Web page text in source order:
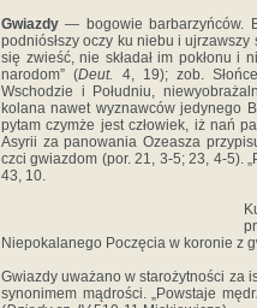
Gwiazdy— bogowie barbarzyńców.
podniósłszy oczy ku niebu i ujrzawszy
się zwieść, nie składał im pokłonu i
narodom” (Deut. 4, 19); zob.
Wschodzie i Południu,
kolana nawet wyznawców jedynego
pytam czymże jest człowiek, iż nań
Asyrii za panowania Ozeasza
czci gwiazdom (por. 21, 3-5; 23, 4-5).
43, 10.
Niepokalanego Poczęcia w koronie z
Gwiazdy uważano w starożytności za
synonimem mądrości. „Powstaje